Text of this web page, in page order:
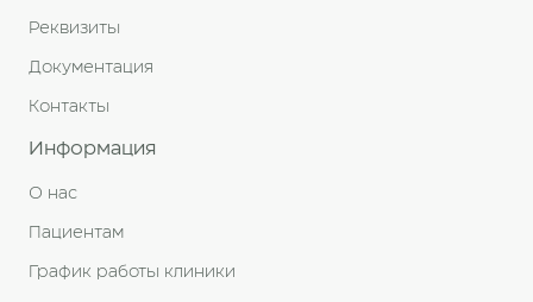
Информация
О нас
Пациентам
График работы клиники
Реквизиты
Документация
Контакты